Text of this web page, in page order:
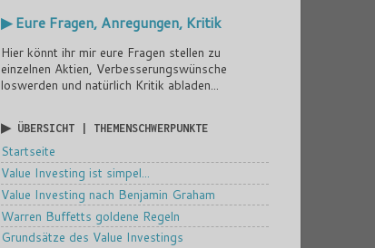
▶ Eure Fragen, Anregungen, Kritik
Hier könnt ihr mir eure Fragen stellen zu
einzelnen Aktien, Verbesserungswünsche
loswerden und natürlich Kritik abladen...
▶ ÜBERSICHT | THEMENSCHWERPUNKTE
Startseite
Value Investing ist simpel...
Value Investing nach Benjamin Graham
Warren Buffetts goldene Regeln
Grundsätze des Value Investings